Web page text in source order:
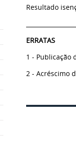
Resultado
ERRATAS
1 - Publicação
2 - Acréscimo